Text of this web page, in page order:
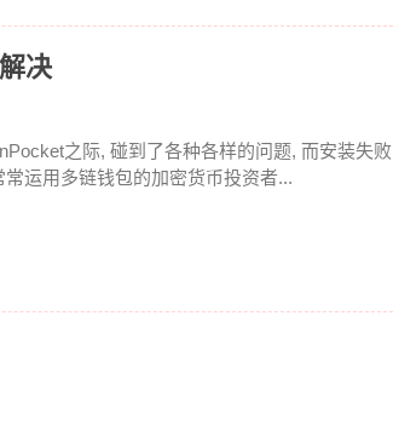
决
之际, 碰到了各种各样的问题, 而安装失败
运用多链钱包的加密货币投资者...